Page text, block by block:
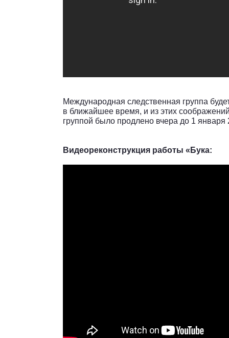
Международная следственная группа
в ближайшее время, и из этих
группой было продлено вчера до 1 января
Видеореконструкция работы «Бука: